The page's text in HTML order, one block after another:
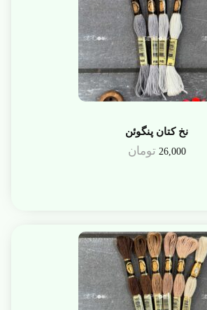
نخ کتان پنگوئن
26,000 تومان